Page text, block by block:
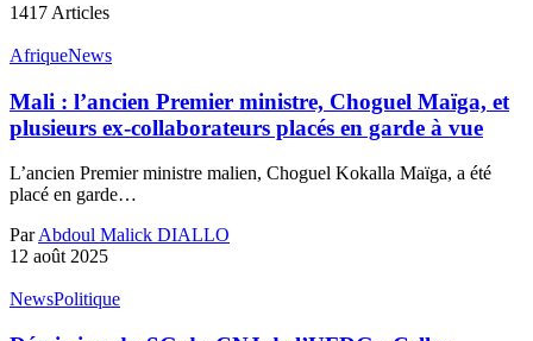
1417 Articles
AfriqueNews
Mali : l’ancien Premier ministre, Choguel Maïga, et
plusieurs ex-collaborateurs placés en garde à vue
L’ancien Premier ministre malien, Choguel Kokalla Maïga, a été
placé en garde…
Par Abdoul Malick DIALLO
12 août 2025
NewsPolitique